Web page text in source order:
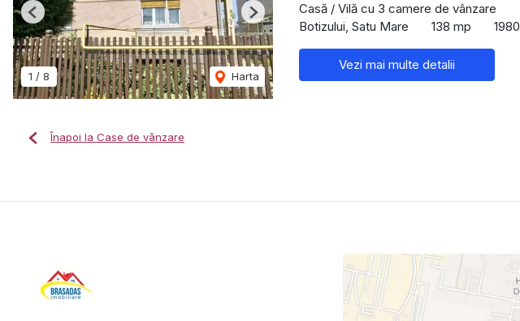
1 / 8 Harta
Previous Next
Casă / Vilă cu 3 camere de vânzare
Botizului, Satu Mare
138 mp 1980
Vezi mai multe detalii
Înapoi la Case de vânzare